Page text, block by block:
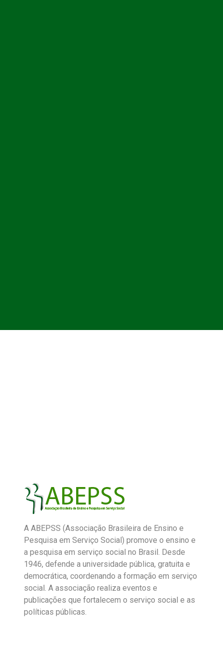
A ABEPSS (Associação Brasileira de Ensino e
Pesquisa em Serviço Social) promove o ensino e
a pesquisa em serviço social no Brasil. Desde
1946, defende a universidade pública, gratuita e
democrática, coordenando a formação em serviço
social. A associação realiza eventos e
publicações que fortalecem o serviço social e as
políticas públicas.